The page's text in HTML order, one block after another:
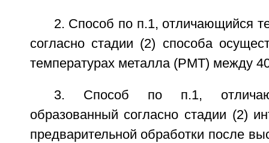
2. Способ по п.1, отличающийся
согласно стадии (2) способа
температурах металла (РМТ) между
3. Способ по п.1,
образованный согласно стадии (2)
предварительной обработки после